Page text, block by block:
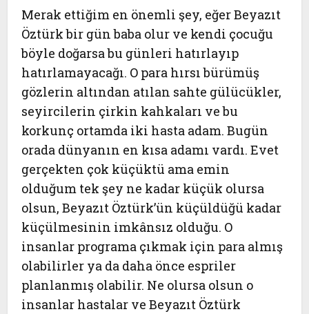
Merak ettiğim en önemli şey, eğer Beyazıt
Öztürk bir gün baba olur ve kendi çocuğu
böyle doğarsa bu günleri hatırlayıp
hatırlamayacağı. O para hırsı bürümüş
gözlerin altından atılan sahte gülücükler,
seyircilerin çirkin kahkaları ve bu
korkunç ortamda iki hasta adam. Bugün
orada dünyanın en kısa adamı vardı. Evet
gerçekten çok küçüktü ama emin
olduğum tek şey ne kadar küçük olursa
olsun, Beyazıt Öztürk’ün küçüldüğü kadar
küçülmesinin imkânsız olduğu. O
insanlar programa çıkmak için para almış
olabilirler ya da daha önce espriler
planlanmış olabilir. Ne olursa olsun o
insanlar hastalar ve Beyazıt Öztürk